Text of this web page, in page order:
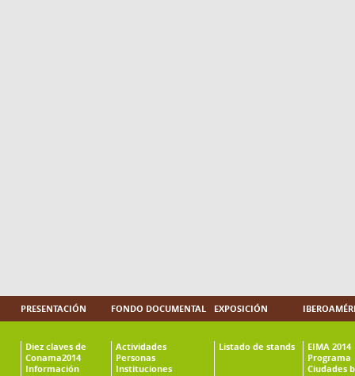
PRESENTACIÓN
Diez claves de
Conama2014
Información
FONDO DOCUMENTAL
Actividades
Personas
Instituciones
EXPOSICIÓN
Listado de stands
EIMA 2014
Programa
Ciudades